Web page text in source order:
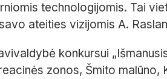
technologijomis. Tai
ateities vizijomis A.
konkursui
zonos, Šmito malūno,